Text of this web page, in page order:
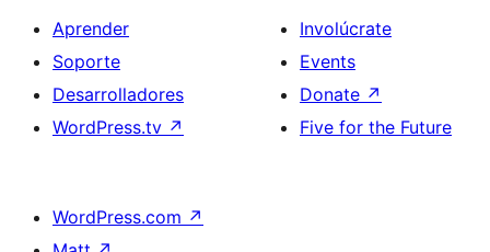
Aprender
Soporte
Desarrolladores
WordPress.tv ↗
Involúcrate
Events
Donate ↗
Five for the Future
WordPress.com ↗